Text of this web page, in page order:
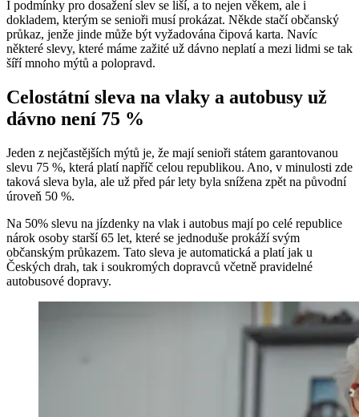
I podmínky pro dosažení slev se liší, a to nejen věkem, ale i
dokladem, kterým se senioři musí prokázat. Někde stačí občanský
průkaz, jenže jinde může být vyžadována čipová karta. Navíc
některé slevy, které máme zažité už dávno neplatí a mezi lidmi se tak
šíří mnoho mýtů a polopravd.
Celostátní sleva na vlaky a autobusy už
dávno není 75 %
Jeden z nejčastějších mýtů je, že mají senioři státem garantovanou
slevu 75 %, která platí napříč celou republikou. Ano, v minulosti zde
taková sleva byla, ale už před pár lety byla snížena zpět na původní
úroveň 50 %.
Na 50% slevu na jízdenky na vlak i autobus mají po celé republice
nárok osoby starší 65 let, které se jednoduše prokáží svým
občanským průkazem. Tato sleva je automatická a platí jak u
Českých drah, tak i soukromých dopravců včetně pravidelné
autobusové dopravy.